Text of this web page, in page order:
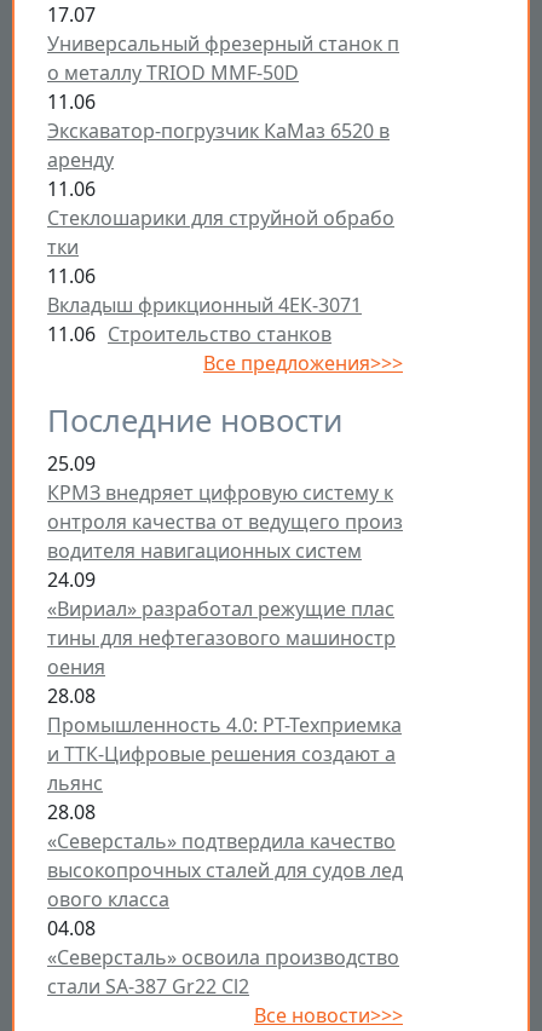
17.07
Универсальный фрезерный станок п
о металлу TRIOD MMF-50D
11.06
Экскаватор-погрузчик КаМаз 6520 в
аренду
11.06
Стеклошарики для струйной обрабо
тки
11.06
Вкладыш фрикционный 4ЕК-3071
11.06 Строительство станков
Все предложения>>>
Последние новости
25.09
КРМЗ внедряет цифровую систему к
онтроля качества от ведущего произ
водителя навигационных систем
24.09
«Вириал» разработал режущие плас
тины для нефтегазового машиностр
оения
28.08
Промышленность 4.0: РТ-Техприемка
и ТТК-Цифровые решения создают а
льянс
28.08
«Северсталь» подтвердила качество
высокопрочных сталей для судов лед
ового класса
04.08
«Северсталь» освоила производство
стали SA-387 Gr22 Cl2
Все новости>>>